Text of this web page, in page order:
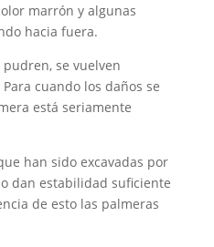
marrón y algunas
hacia fuera.
se vuelven
cuando los daños se
está seriamente
han sido excavadas por
dan estabilidad suficiente
de esto las palmeras